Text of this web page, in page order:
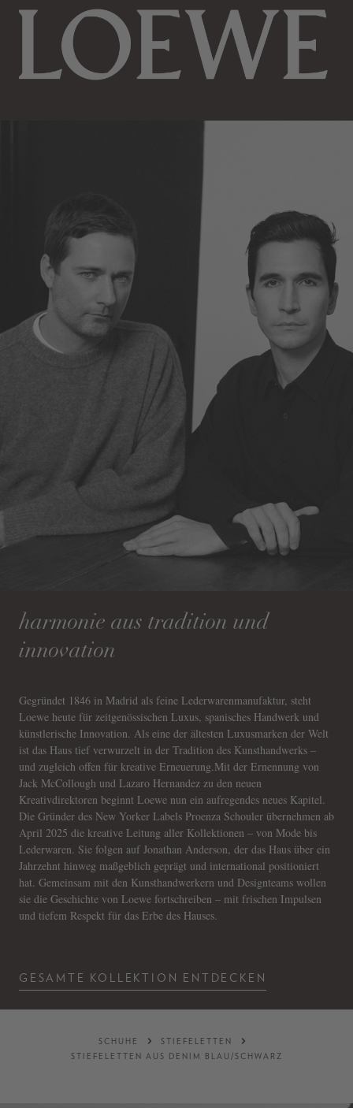
harmonie aus tradition und
innovation
Gegründet 1846 in Madrid als feine Lederwarenmanufaktur, steht
Loewe heute für zeitgenössischen Luxus, spanisches Handwerk und
künstlerische Innovation. Als eine der ältesten Luxusmarken der Welt
ist das Haus tief verwurzelt in der Tradition des Kunsthandwerks –
und zugleich offen für kreative Erneuerung.Mit der Ernennung von
Jack McCollough und Lazaro Hernandez zu den neuen
Kreativdirektoren beginnt Loewe nun ein aufregendes neues Kapitel.
Die Gründer des New Yorker Labels Proenza Schouler übernehmen ab
April 2025 die kreative Leitung aller Kollektionen – von Mode bis
Lederwaren. Sie folgen auf Jonathan Anderson, der das Haus über ein
Jahrzehnt hinweg maßgeblich geprägt und international positioniert
hat. Gemeinsam mit den Kunsthandwerkern und Designteams wollen
sie die Geschichte von Loewe fortschreiben – mit frischen Impulsen
und tiefem Respekt für das Erbe des Hauses.
GESAMTE KOLLEKTION ENTDECKEN
SCHUHE
STIEFELETTEN
STIEFELETTEN AUS DENIM BLAU/SCHWARZ